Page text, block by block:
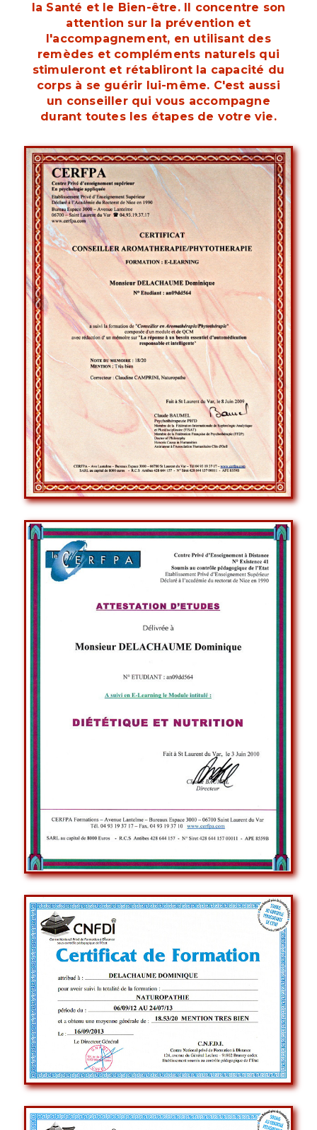
la Santé et le Bien-être. Il concentre son
attention sur la prévention et
l'accompagnement, en utilisant des
remèdes et compléments naturels qui
stimuleront et rétabliront la capacité du
corps à se guérir lui-même. C'est aussi
un conseiller qui vous accompagne
durant toutes les étapes de votre vie.